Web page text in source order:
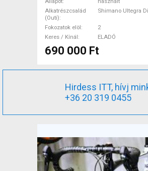
Alkatrészcsalád
(Outi)
Shimano Ultegra
Fokozatok elöl
2
Keres / Kínál
ELADÓ
690 000 Ft
Hirdess ITT, hívj
+36 20 319 0455